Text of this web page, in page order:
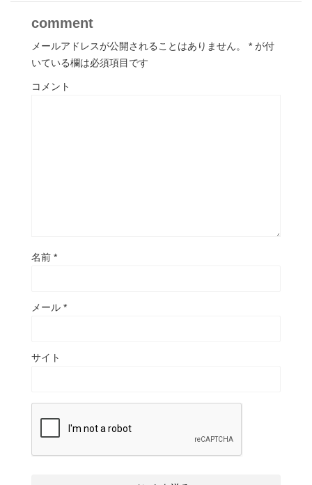
comment
メールアドレスが公開されることはありません。 * が付
いている欄は必須項目です
コメント
名前 *
メール *
サイト